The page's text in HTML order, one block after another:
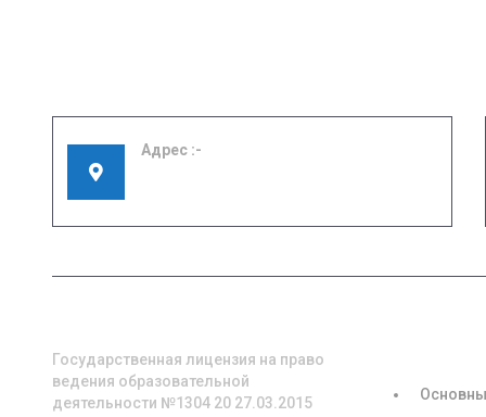
Адрес
Государственная лицензия на право
ведения образовательной
деятельности №1304 20 27.03.2015